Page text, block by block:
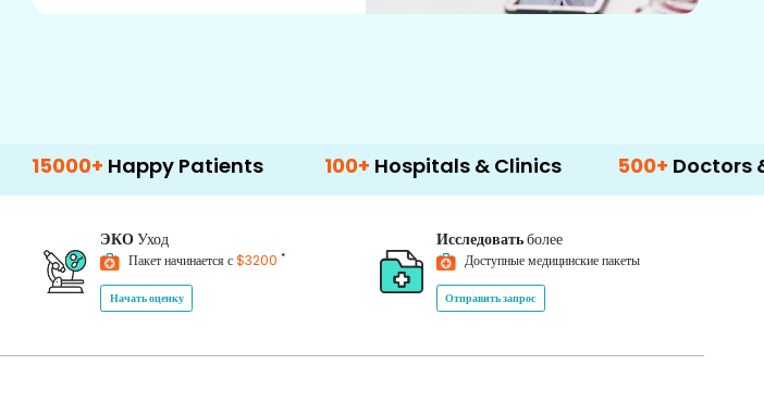
Happy Patients 100+Hospitals & Clinics 500+Doctors & Surgeons
ЭКОУход
Пакет начинается с$3200 *
Начать оценку
Исследоватьболее
Доступные медицинские пакеты
Отправить запрос